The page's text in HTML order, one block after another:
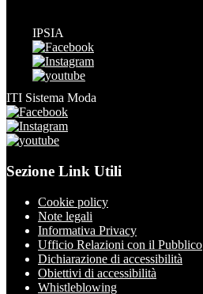
IPSIA
ITI Sistema Moda
Sezione Link Utili
Cookie policy
Note legali
Informativa Privacy
Ufficio Relazioni con il Pubblico
Dichiarazione di accessibilità
Obiettivi di accessibilità
Whistleblowing